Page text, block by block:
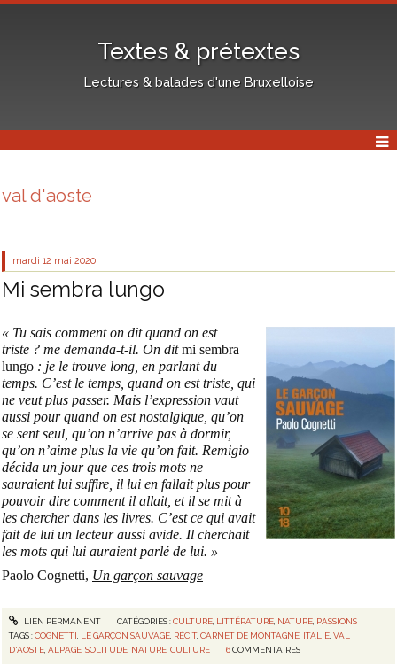
Textes & prétextes
Lectures & balades d'une Bruxelloise
val d'aoste
mardi 12 mai 2020
Mi sembra lungo
« Tu sais comment on dit quand on est
triste ? me demanda-t-il. On ditmi sembra
lungo : je le trouve long, en parlant du
temps. C’est le temps, quand on est triste, qui
ne veut plus passer. Mais l’expression vaut
aussi pour quand on est nostalgique, qu’on
se sent seul, qu’on n’arrive pas à dormir,
qu’on n’aime plus la vie qu’on fait. Remigio
décida un jour que ces trois mots ne
sauraient lui suffire, il lui en fallait plus pour
pouvoir dire comment il allait, et il se mit à
les chercher dans les livres. C’est ce qui avait
fait de lui un lecteur aussi avide. Il cherchait
les mots qui lui auraient parlé de lui. »
Paolo Cognetti, Un garçon sauvage
LIEN PERMANENT CATÉGORIES :CULTURE, LITTÉRATURE, NATURE, PASSIONS
TAGS :COGNETTI LE GARÇON SAUVAGE RÉCIT,CARNET DE MONTAGNE ITALIE ,VAL
D'AOSTE ,ALPAGE ,SOLITUDE NATURE ,CULTURE 6 COMMENTAIRES